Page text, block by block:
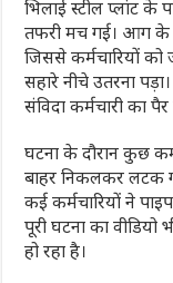
भिलाई स्टील प्लांट
तफरी मच गई। आग के
जिससे कर्मचारियों
सहारे नीचे उतरना
संविदा कर्मचारी का
घटना के दौरान कुछ
बाहर निकलकर लटक
कई कर्मचारियों ने
पूरी घटना का
हो रहा है।